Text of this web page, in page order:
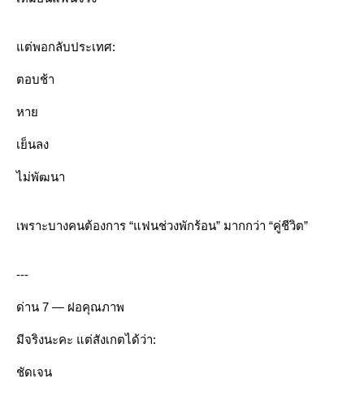
ต่พอกลับประเทศ:
ตอบช้า
หา
เย็นลง
ไม่พัฒนา
เพราะบางคนต้องการ “แฟนช่วงพักร้อน” มากกว่า “คู่ชีวิต”
---
ด่าน 7 — ฝอคุณภาพ
มีจริงนะคะ แต่สังเกตได้ว่า:
ชัดเจน